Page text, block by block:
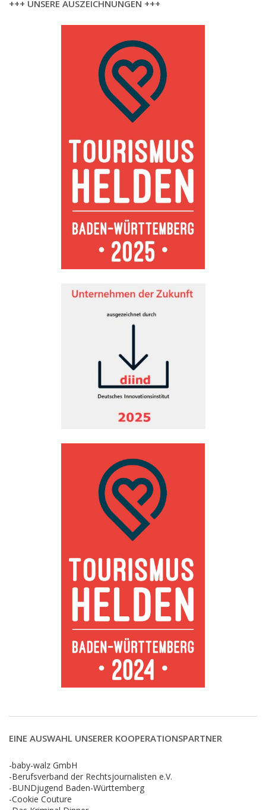
+++ UNSERE AUSZEICHNUNGEN +++
EINE AUSWAHL UNSERER KOOPERATIONSPARTNER
-baby-walz GmbH
-Berufsverband der Rechtsjournalisten e.V.
-BUNDjugend Baden-Württemberg
-Cookie Couture